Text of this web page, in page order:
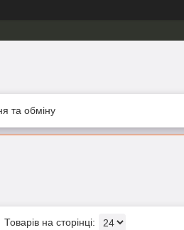
та обміну